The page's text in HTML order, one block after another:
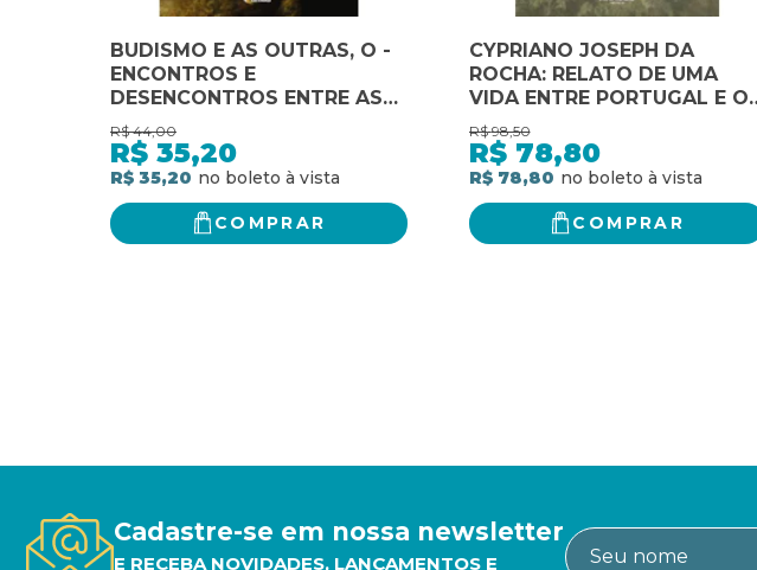
BUDISMO E AS OUTRAS, O -
ENCONTROS E
DESENCONTROS ENTRE AS
GRANDES RELIGIOE - 3ª
R$ 44,00
R$ 35,20
R$ 35,20
COMPRAR
CYPRIANO JOSEPH DA
ROCHA: RELATO DE UMA
VIDA ENTRE PORTUGAL E O
BRASIL NA "IDADE DO OURO"
R$ 98,50
R$ 78,80
R$ 78,80
COMPRAR
Cadastre-se em nossa newsletter
E RECEBA NOVIDADES, LANÇAMENTOS E